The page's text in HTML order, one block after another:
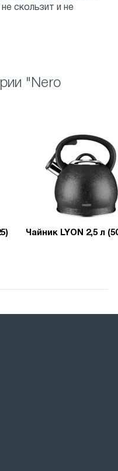
скользит и не
"Nero
Чайник LYON 2,5 л